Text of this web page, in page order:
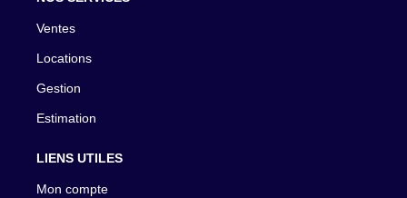
Ventes
Locations
Gestion
Estimation
LIENS UTILES
Mon compte